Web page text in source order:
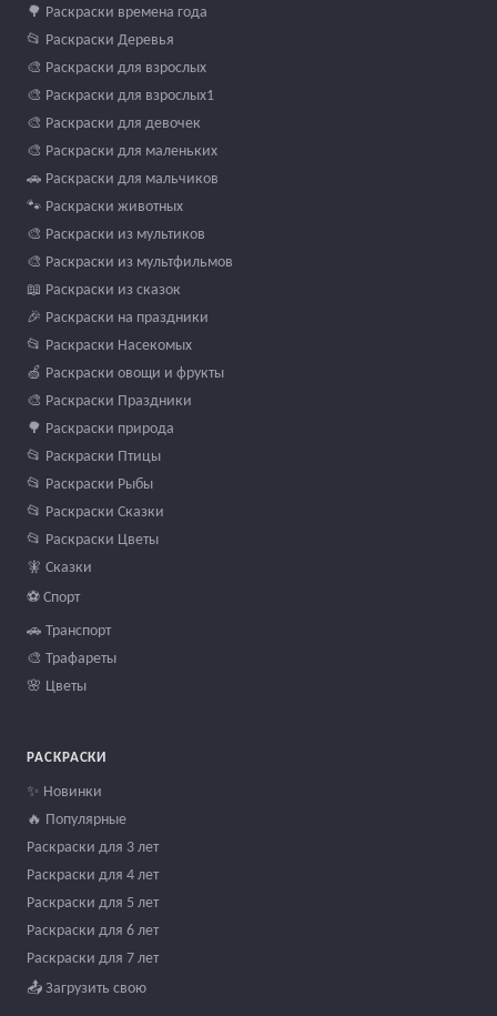
🌳 Раскраски времена года
📂 Раскраски Деревья
🎨 Раскраски для взрослых
🎨 Раскраски для взрослых1
🎨 Раскраски для девочек
🎨 Раскраски для маленьких
🚗 Раскраски для мальчиков
🐾 Раскраски животных
🎨 Раскраски из мультиков
🎨 Раскраски из мультфильмов
📖 Раскраски из сказок
🎉 Раскраски на праздники
📂 Раскраски Насекомых
🍏 Раскраски овощи и фрукты
🎨 Раскраски Праздники
🌳 Раскраски природа
📂 Раскраски Птицы
📂 Раскраски Рыбы
📂 Раскраски Сказки
📂 Раскраски Цветы
🧚 Сказки
⚽ Спорт
🚗 Транспорт
🎨 Трафареты
🌸 Цветы
РАСКРАСКИ
✨ Новинки
🔥 Популярные
Раскраски для 3 лет
Раскраски для 4 лет
Раскраски для 5 лет
Раскраски для 6 лет
Раскраски для 7 лет
📤 Загрузить свою